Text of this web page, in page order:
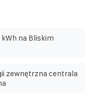
na Bliskim
zewnętrzna centrala